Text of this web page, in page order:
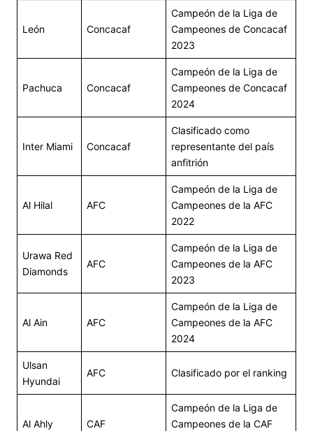
León Concacaf
Campeón de la Liga de
Campeones de Concacaf
2023
Pachuca Concacaf
Campeón de la Liga de
Campeones de Concacaf
2024
Inter Miami Concacaf
Clasificado como
representante del país
anfitrión
Al Hilal AFC
Campeón de la Liga de
Campeones de la AFC
2022
Urawa Red
Diamonds
AFC
Campeón de la Liga de
Campeones de la AFC
2023
Al Ain AFC
Campeón de la Liga de
Campeones de la AFC
2024
Ulsan
Hyundai
AFC Clasificado por el ranking
Al Ahly CAF
Campeón de la Liga de
Campeones de la CAF